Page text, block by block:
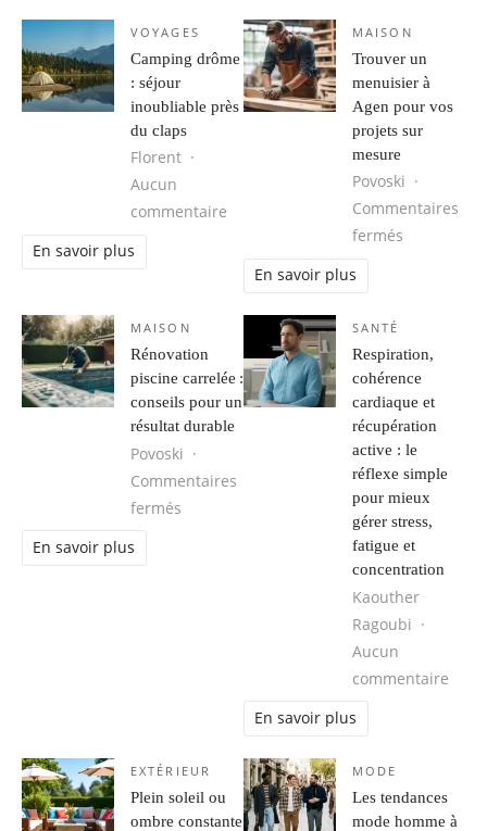
VOYAGES
Camping drôme
: séjour
inoubliable près
du claps
Florent
Aucun
commentaire sur Camping drôme : séjour
En savoir plus
MAISON
Trouver un
menuisier à
Agen pour vos
projets sur
mesure
Povoski
Commentaires
fermés
En savoir plus
MAISON
Rénovation
piscine carrelée :
conseils pour un
résultat durable
Povoski
Commentaires
fermés sur Rénovation piscine carrelée :
En savoir plus
SANTÉ
Respiration,
cohérence
cardiaque et
récupération
active : le
réflexe simple
pour mieux
gérer stress,
fatigue et
concentration
Kaouther
Ragoubi
Aucun
commentaire
En savoir plus
EXTÉRIEUR
Plein soleil ou
ombre constante
MODE
Les tendances
mode homme à